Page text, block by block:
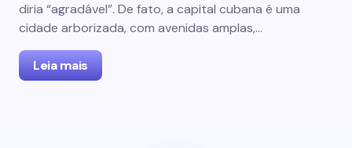
diria “agradável”. De fato, a capital cubana é uma
cidade arborizada, com avenidas amplas,…
Leia mais